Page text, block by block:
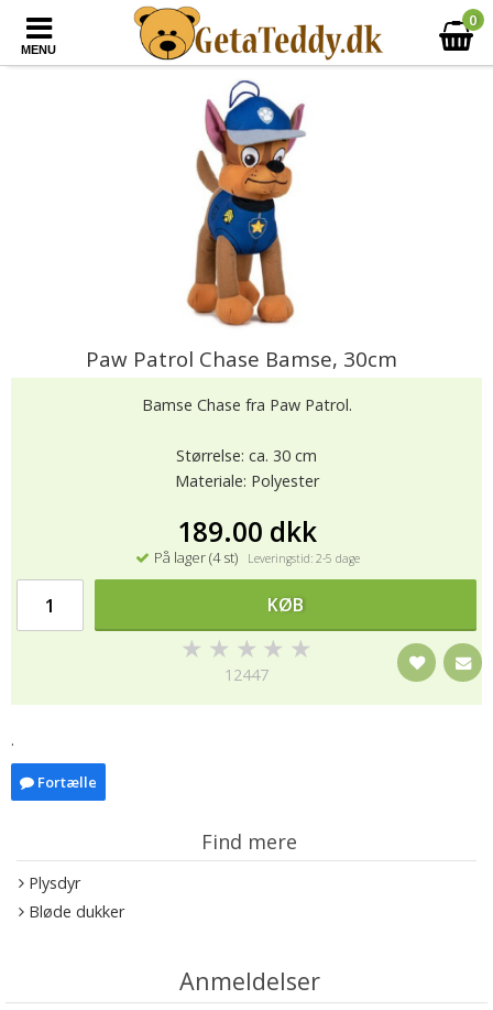
MENU
0
Paw Patrol Chase Bamse, 30cm
Bamse Chase fra Paw Patrol.
Størrelse: ca. 30 cm
Materiale: Polyester
189.00 dkk
På lager (4 st) Leveringstid: 2-5 dage
KØB
★ ★ ★ ★ ★
12447
.
Fortælle
Find mere
Plysdyr
Bløde dukker
Anmeldelser